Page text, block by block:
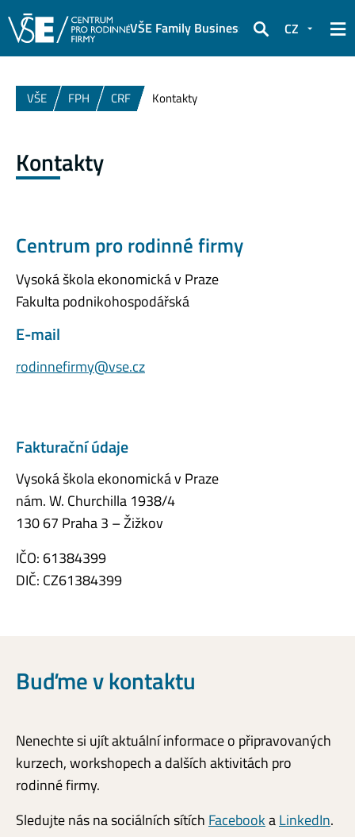
VŠE Family Business Club
Hledat
CZ
VŠE FPH CRF Kontakty
Kontakty
Centrum pro rodinné firmy
Vysoká škola ekonomická v Praze
Fakulta podnikohospodářská
E-mail
rodinnefirmy@vse.cz
Fakturační údaje
Vysoká škola ekonomická v Praze
nám. W. Churchilla 1938/4
130 67 Praha 3 – Žižkov
IČO: 61384399
DIČ: CZ61384399
Buďme v kontaktu
Nenechte si ujít aktuální informace o připravovaných
kurzech, workshopech a dalších aktivitách pro
rodinné firmy.
Sledujte nás na sociálních sítích FacebookaLinkedIn.